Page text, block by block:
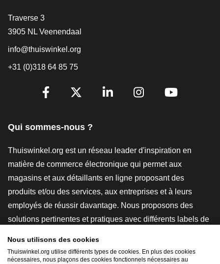
[_General:Contact]
Traverse 3
3905 NL Veenendaal
info@thuiswinkel.org
+31 (0)318 64 85 75
[_General:SocialMediaTitle]
Qui sommes-nous ?
Thuiswinkel.org est un réseau leader d'inspiration en
matière de commerce électronique qui permet aux
magasins et aux détaillants en ligne proposant des
produits et/ou des services, aux entreprises et à leurs
employés de réussir davantage. Nous proposons des
solutions pertinentes et pratiques avec différents labels de
études de marché, et nous disposons de notre propre
Nous utilisons des cookies
Thuiswinkel.org utilise différents types de cookies. En plus des cookies
nécessaires, nous plaçons des cookies fonctionnels nécessaires au